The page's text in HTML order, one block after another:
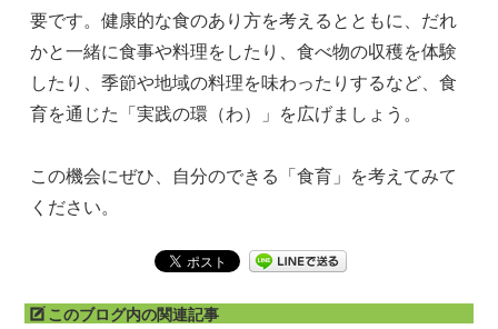
要です。健康的な食のあり方を考えるとともに、だれ
かと一緒に食事や料理をしたり、食べ物の収穫を体験
したり、季節や地域の料理を味わったりするなど、食
育を通じた「実践の環（わ）」を広げましょう。
この機会にぜひ、自分のできる「食育」を考えてみて
ください。
このブログ内の関連記事